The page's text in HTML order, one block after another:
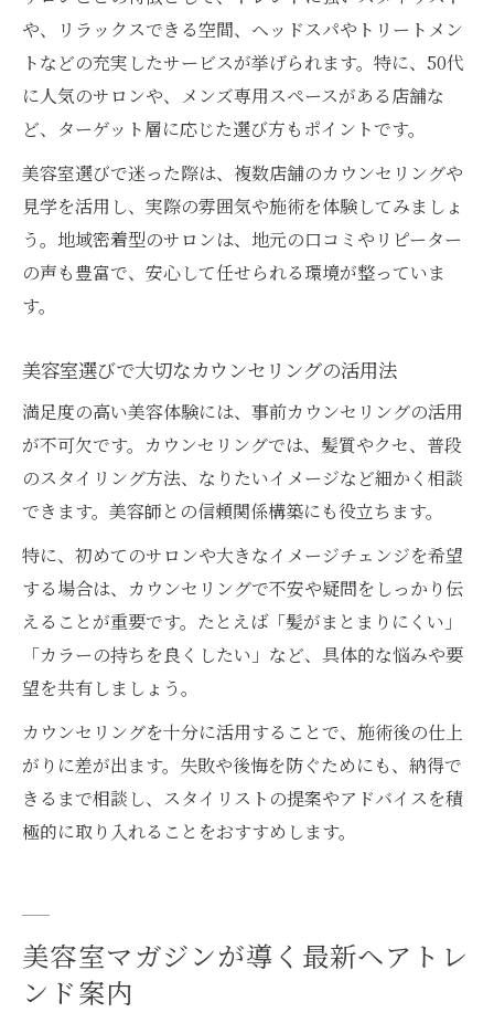
や、リラックスできる空間、ヘッドスパやトリートメン
トなどの充実したサービスが挙げられます。特に、50代
に人気のサロンや、メンズ専用スペースがある店舗な
ど、ターゲット層に応じた選び方もポイントです。
美容室選びで迷った際は、複数店舗のカウンセリングや
見学を活用し、実際の雰囲気や施術を体験してみましょ
う。地域密着型のサロンは、地元の口コミやリピーター
の声も豊富で、安心して任せられる環境が整っていま
す。
美容室選びで大切なカウンセリングの活用法
満足度の高い美容体験には、事前カウンセリングの活用
が不可欠です。カウンセリングでは、髪質やクセ、普段
のスタイリング方法、なりたいイメージなど細かく相談
できます。美容師との信頼関係構築にも役立ちます。
特に、初めてのサロンや大きなイメージチェンジを希望
する場合は、カウンセリングで不安や疑問をしっかり伝
えることが重要です。たとえば「髪がまとまりにくい」
「カラーの持ちを良くしたい」など、具体的な悩みや要
望を共有しましょう。
カウンセリングを十分に活用することで、施術後の仕上
がりに差が出ます。失敗や後悔を防ぐためにも、納得で
きるまで相談し、スタイリストの提案やアドバイスを積
極的に取り入れることをおすすめします。
美容室マガジンが導く最新ヘアトレ
ンド案内